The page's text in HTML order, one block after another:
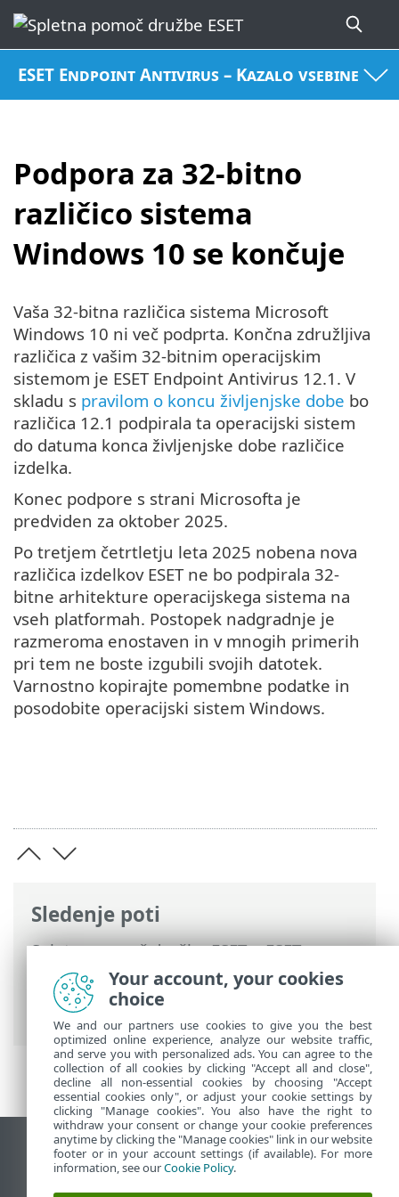
ESET Endpoint Antivirus – Kazalo vsebine
Podpora za 32-bitno
različico sistema
Windows 10 se končuje
Sledenje poti
Spletna pomoč družbe ESET>ESET
Endpoint Antivirus>Specifikacije >
Sistemske zahteve
> Podpora za 32-bitno
različico sistema Windows 10 se končuje
Vaša 32-bitna različica sistema Microsoft
Windows 10 ni več podprta. Končna združljiva
različica z vašim 32-bitnim operacijskim
sistemom je ESET Endpoint Antivirus 12.1. V
skladu s pravilom o koncu življenjske dobe bo
različica 12.1 podpirala ta operacijski sistem
do datuma konca življenjske dobe različice
izdelka.
Konec podpore s strani Microsofta je
predviden za oktober 2025.
Po tretjem četrtletju leta 2025 nobena nova
različica izdelkov ESET ne bo podpirala 32-
bitne arhitekture operacijskega sistema na
vseh platformah. Postopek nadgradnje je
razmeroma enostaven in v mnogih primerih
pri tem ne boste izgubili svojih datotek.
Varnostno kopirajte pomembne podatke in
posodobite operacijski sistem Windows.
Prikaz mesta na namizju
End of Life
Your account, your cookies
choice
We and our partners use cookies to give you the best
optimized online experience, analyze our website traffic,
and serve you with personalized ads. You can agree to the
collection of all cookies by clicking "Accept all and close",
decline all non-essential cookies by choosing "Accept
essential cookies only", or adjust your cookie settings by
clicking "Manage cookies". You also have the right to
withdraw your consent or change your cookie preferences
anytime by clicking the "Manage cookies" link in our website
footer or in your account settings (if available). For more
information, see ourCookie Policy.